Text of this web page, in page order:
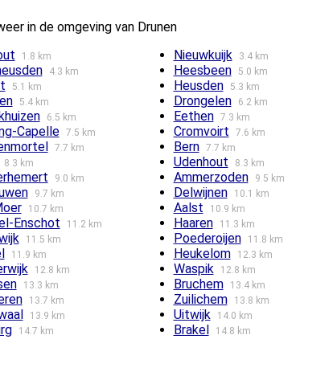
in de omgeving van Drunen
1.8 km Nieuwkuijk 3.4 km
4.3 km Heesbeen 5.0 km
5.1 km Heusden 5.3 km
5.4 km Drongelen 6.2 km
6.5 km Eethen 7.3 km
Capelle 7.5 km Cromvoirt 7.6 km
7.7 km Bern 7.7 km
8.3 km Udenhout 8.3 km
9.0 km Ammerzoden 9.5 km
9.7 km Delwijnen 10.1 km
10.7 km Aalst 10.9 km
Enschot 11.2 km Haaren 11.3 km
11.5 km Poederoijen 11.8 km
11.9 km Heukelom 12.3 km
12.8 km Waspik 12.8 km
13.3 km Bruchem 13.4 km
13.7 km Zuilichem 13.8 km
13.9 km Uitwijk 14.0 km
14.7 km Brakel 14.8 km